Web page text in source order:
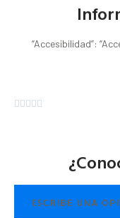
“Accesibilidad”:
    
ESCRIBE UNA